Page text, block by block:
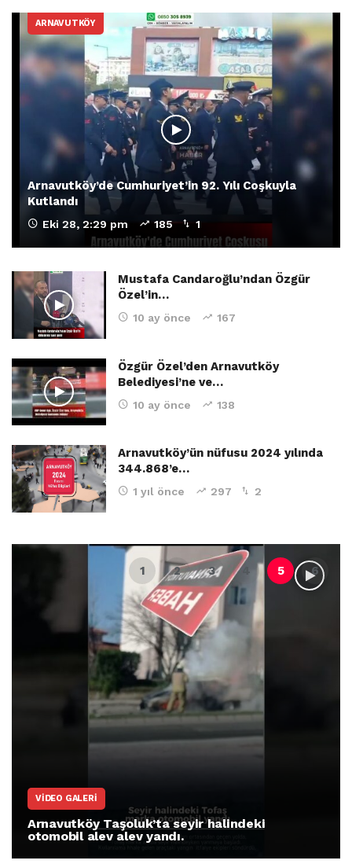
ARNAVUTKÖY
Arnavutköy’de Cumhuriyet’in 92. Yılı Coşkuyla
Kutlandı
Eki 28, 2:29 pm 185 1
Mustafa Candaroğlu’ndan Özgür
Özel’in…
10 ay önce 167
Özgür Özel’den Arnavutköy
Belediyesi’ne ve…
10 ay önce 138
Arnavutköy’ün nüfusu 2024 yılında
344.868’e…
1 yıl önce 297 2
VIDEO GALERI
Arnavutköy Taşoluk’ta seyir halindeki
otomobil alev alev yandı.